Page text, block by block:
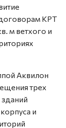
КРТ
м ветхого и
Аквилон
трех
и